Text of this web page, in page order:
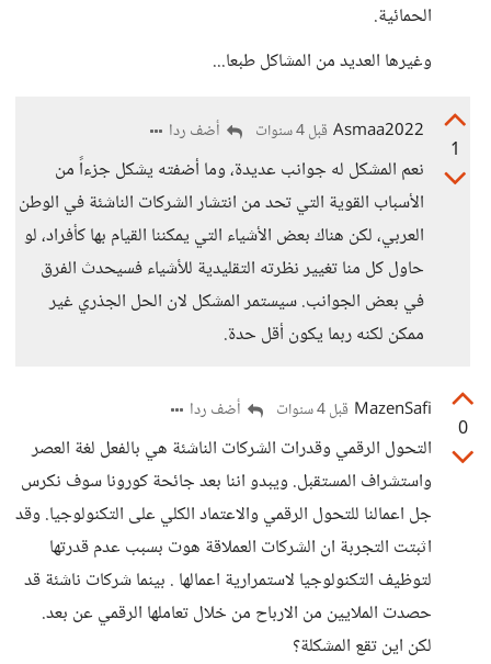
الحمائية.
وغيرها العديد من المشاكل طبعا...
1
Asmaa2022 قبل 4 سنوات أضف ردا
نعم المشكل له جوانب عديدة، وما أضفته يشكل جزءاً من
الأسباب القوية التي تحد من انتشار الشركات الناشئة في الوطن
العربي، لكن هناك بعض الأشياء التي يمكننا القيام بها كأفراد، لو
حاول كل منا تغيير نظرته التقليدية للأشياء فسيحدث الفرق
في بعض الجوانب. سيستمر المشكل لان الحل الجذري غير
ممكن لكنه ربما يكون أقل حدة.
0
MazenSafi قبل 4 سنوات أضف ردا
التحول الرقمي وقدرات الشركات الناشئة هي بالفعل لغة العصر
واستشراف المستقبل. ويبدو اننا بعد جائحة كورونا سوف نكرس
جل اعمالنا للتحول الرقمي والاعتماد الكلي على التكنولوجيا. وقد
اثبتت التجربة ان الشركات العملاقة هوت بسبب عدم قدرتها
لتوظيف التكنولوجيا لاستمرارية اعمالها . بينما شركات ناشئة قد
حصدت الملايين من الارباح من خلال تعاملها الرقمي عن بعد.
لكن اين تقع المشكلة؟